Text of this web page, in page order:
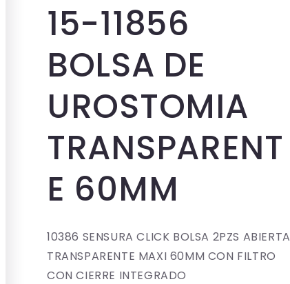
15-11856
BOLSA DE
UROSTOMIA
TRANSPARENT
E 60MM
10386 SENSURA CLICK BOLSA 2PZS ABIERTA
TRANSPARENTE MAXI 60MM CON FILTRO
CON CIERRE INTEGRADO